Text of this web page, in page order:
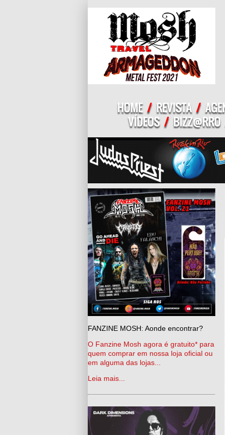
FANZINE MOSH: Aonde encontrar?
O Fanzine Mosh agora é gratuito* para
quem comprar em nossa loja oficial ou
em alguma das lojas...
Leia mais...